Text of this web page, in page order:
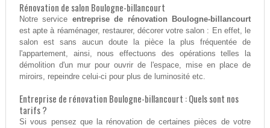
Rénovation de salon Boulogne-billancourt
Notre service entreprise de rénovation Boulogne-billancourt
est apte à réaménager, restaurer, décorer votre salon : En effet, le
salon est sans aucun doute la pièce la plus fréquentée de
l'appartement, ainsi, nous effectuons des opérations telles la
démolition d'un mur pour ouvrir de l'espace, mise en place de
miroirs, repeindre celui-ci pour plus de luminosité etc.
Entreprise de rénovation Boulogne-billancourt : Quels sont nos
tarifs ?
Si vous pensez que la rénovation de certaines pièces de votre